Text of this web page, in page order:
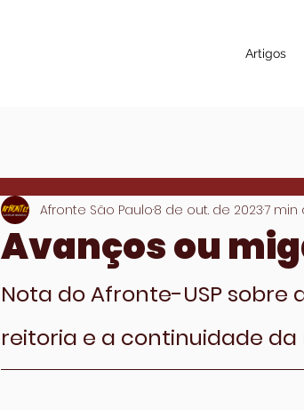
Artigos
Avanços ou
Afronte São Paulo8 de out. de 20237 min
Nota do Afronte-USP
reitoria e a continuidade